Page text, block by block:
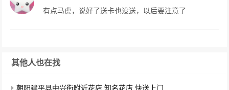
有点马虎，说好了送卡也没送，以后要注意了
其他人也在找
朝阳建平县中兴街附近花店,知名花店,快送上门